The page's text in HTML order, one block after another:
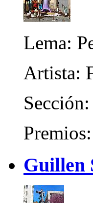
Lema:
Artista:
Sección:
Guillen